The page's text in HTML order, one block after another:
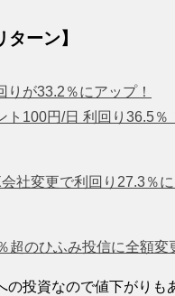
ターン】
が33.2％にアップ！
100円/日 利回り36.5％
社変更で利回り27.3％に
のひふみ投信に全額変
の投資なので値下がり